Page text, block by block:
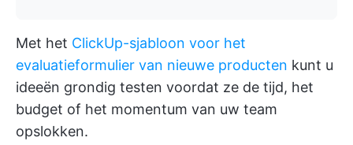
Met het ClickUp-sjabloon voor het
evaluatieformulier van nieuwe producten kunt u
ideeën grondig testen voordat ze de tijd, het
budget of het momentum van uw team
opslokken.